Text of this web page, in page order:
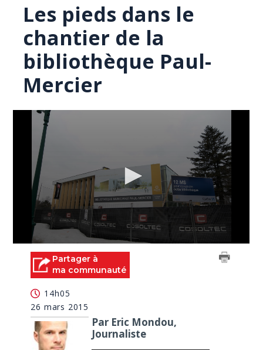
Les pieds dans le
chantier de la
bibliothèque Paul-
Mercier
seconds
seconds
Partager à
ma communauté
14h05
26 mars 2015
Par Eric Mondou,
Journaliste